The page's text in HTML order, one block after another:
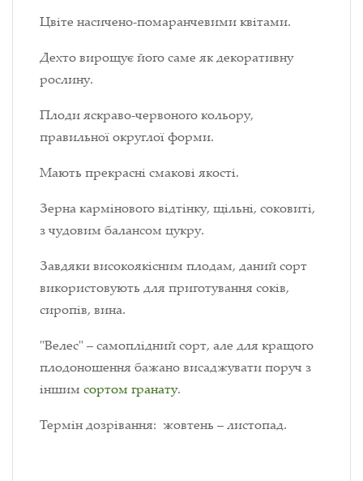
Цвіте насичено-помаранчевими квітами.
Дехто вирощує його саме як декоративну
рослину.
Плоди яскраво-червоного кольору,
правильної округлої форми.
Мають прекрасні смакові якості.
Зерна кармінового відтінку, щільні, соковиті,
з чудовим балансом цукру.
Завдяки високоякісним плодам, даний сорт
використовують для приготування соків,
сиропів, вина.
"Велес" – самоплідний сорт, але для кращого
плодоношення бажано висаджувати поруч з
іншим сортом гранату.
Термін дозрівання: жовтень – листопад.